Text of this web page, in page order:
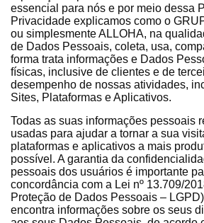
essencial para nós e por meio dessa
Privacidade explicamos como o
ou simplesmente ALLOHA, na
de Dados Pessoais, coleta, usa,
forma trata informações e Dados
físicas, inclusive de clientes e de
desempenho de nossas atividades,
Sites, Plataformas e Aplicativos.
Todas as suas informações pessoais
usadas para ajudar a tornar a sua
plataformas e aplicativos a mais
possível. A garantia da
pessoais dos usuários é importante
concordância com a Lei nº 13.709/
Proteção de Dados Pessoais –
encontra informações sobre os seus